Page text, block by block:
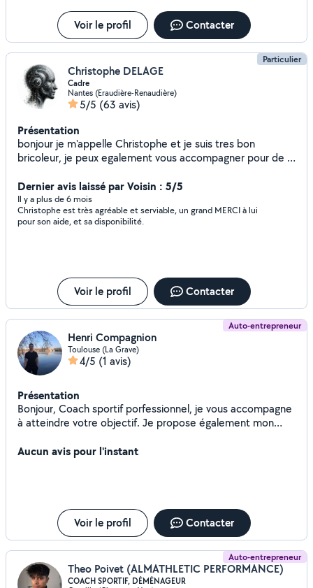
Voir le profil Contacter
Particulier
Christophe DELAGE
Cadre
Nantes (Eraudière-Renaudière)
5/5 (63 avis)
Présentation
bonjour je m'appelle Christophe et je suis tres bon
bricoleur, je peux egalement vous accompagner pour de la
Dernier avis laissé par Voisin : 5/5
Il y a plus de 6 mois
Christophe est très agréable et serviable, un grand MERCI à lui
pour son aide, et sa disponibilité.
Voir le profil Contacter
Auto-entrepreneur
Henri Compagnion
Toulouse (La Grave)
4/5 (1 avis)
Présentation
Bonjour, Coach sportif porfessionnel, je vous accompagne
à atteindre votre objectif. Je propose également mon
jardinage. A bientôt.
Aucun avis pour l'instant
Voir le profil Contacter
Auto-entrepreneur
Theo Poivet (ALMATHLETIC PERFORMANCE)
COACH SPORTIF, DÉMÉNAGEUR